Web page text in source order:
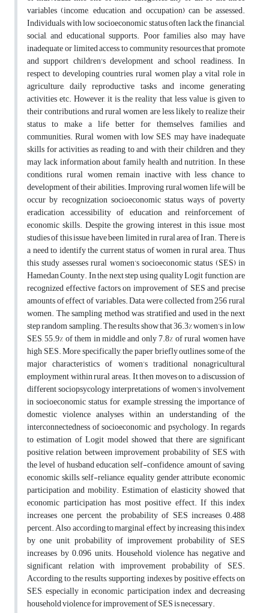
variables (income, education, and occupation) can be assessed.
Individuals with low socioeconomic status often lack the financial,
social, and educational supports. Poor families also may have
inadequate or limited access to community resources that promote
and support children's development and school readiness. In
respect to developing countries, rural women play a vital role in
agriculture, daily reproductive tasks and income generating
activities etc. However, it is the reality that less value is given to
their contributions, and rural women are less likely to realize their
status to make a life better for themselves, families and
communities. Rural women with low SES may have inadequate
skills for activities as reading to and with their children, and they
may lack information about family health and nutrition. In these
conditions, rural women remain inactive with less chance to
development of their abilities. Improving rural women life will be
occur by recognization socioeconomic status, ways of poverty
eradication, accessibility of education and reinforcement of
economic skills. Despite the growing interest in this issue, most
studies of this issue have been limited in rural area of Iran. There is
a need to identify the current status of women in rural area. Thus
this study assesses rural women’s socioeconomic status (SES) in
Hamedan County. In the next step, using quality Logit function, are
recognized effective factors on improvement of SES and precise
amounts of effect of variables. Data were collected from 256 rural
women. The sampling method was stratified and used in the next
step random sampling. The results show that 36.3% women’s in low
SES, 55.9% of them in middle and only 7.8% of rural women have
high SES. More specifically, the paper briefly outlines some of the
major characteristics of women’s traditional nonagricultural
employment within rural areas. It then moves on to a discussion of
different sociopsycology interpretations of women’s involvement
in socioeconomic status, for example stressing the importance of
domestic violence analyses within an understanding of the
interconnectedness of socioeconomic and psychology. In regards
to estimation of Logit model showed that there are significant
positive relation between improvement probability of SES with
the level of husband education, self-confidence, amount of saving,
economic skills, self-reliance, equality gender attribute, economic
participation and mobility. Estimation of elasticity showed that
economic participation has most positive effect. If this index
increases one percent, the probability of SES increases 0.488
percent. Also according to marginal effect, by increasing this index
by one unit, probability of improvement probability of SES
increases by 0.096 units. Household violence has negative and
significant relation with improvement probability of SES.
According to the results, supporting indexes by positive effects on
SES, especially in economic participation index and decreasing
household violence for improvement of SES is necessary.